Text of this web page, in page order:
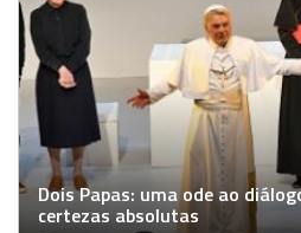
Dois Papas: uma ode ao
certezas absolutas